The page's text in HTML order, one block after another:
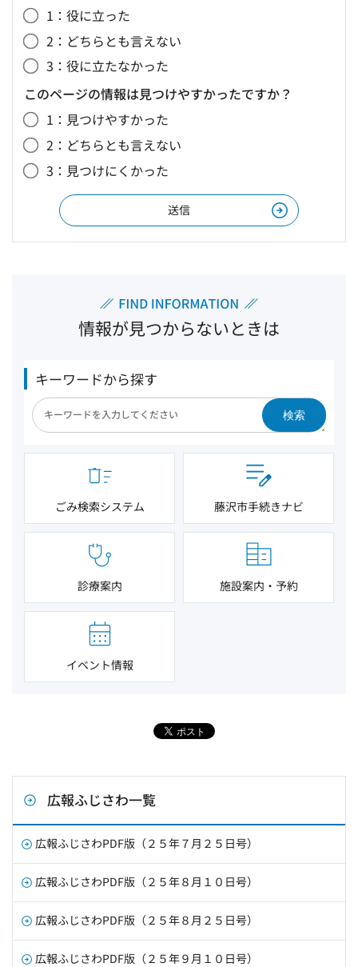
1：役に立った
2：どちらとも言えない
3：役に立たなかった
このページの情報は見つけやすかったですか？
1：見つけやすかった
2：どちらとも言えない
3：見つけにくかった
情報が見つからないときは
キーワードから探す
検索
ごみ検索システム 藤沢市手続きナビ
診療案内 施設案内・予約
イベント情報
広報ふじさわ一覧
広報ふじさわPDF版（２５年７月２５日号）
広報ふじさわPDF版（２５年８月１０日号）
広報ふじさわPDF版（２５年８月２５日号）
広報ふじさわPDF版（２５年９月１０日号）